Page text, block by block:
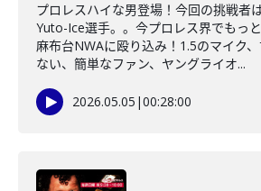
プロレスハイな男登場！今回の挑戦者
Yuto-Ice選手。。今プロレス界でもっ
麻布台NWAに殴り込み！1.5のマイク
ない、簡単なファン、ヤングライオ...
2026.05.05 |00:28:00